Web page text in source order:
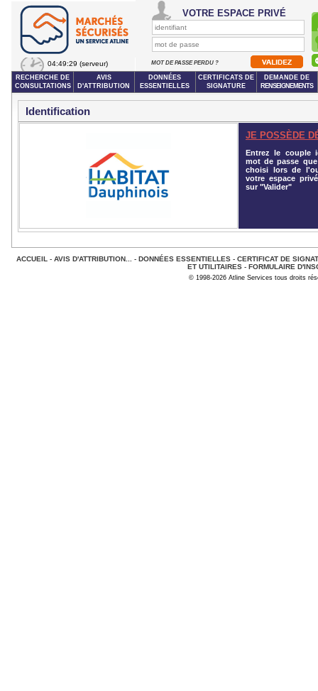
04:49:29 (serveur)
VOTRE ESPACE PRIVÉ
MOT DE PASSE PERDU ?
RECHERCHE DE
CONSULTATIONS
AVIS
D'ATTRIBUTION
DONNÉES
ESSENTIELLES
CERTIFICATS DE
SIGNATURE
DEMANDE DE
RENSEIGNEMENTS
Identification
JE POSSÈDE
Entrez le couple
mot de passe
choisi lors de
votre espace
sur "Valider"
ACCUEIL - AVIS D'ATTRIBUTION... - DONNÉES ESSENTIELLES- CERTIFICAT DE
ET UTILITAIRES - FORMULAIRE
© 1998-2026 Atline Services tous droits